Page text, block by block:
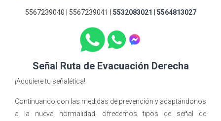
5567239040 | 5567239041 | 5532083021 5564813027
Señal Ruta de Evacuación Derecha
¡Adquiere tu señalética!
Continuando con las medidas de prevención y adaptándonos
a la nueva normalidad, ofrecemos tipos de señal de